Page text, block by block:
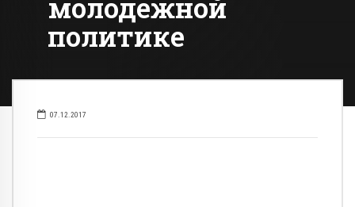
молодежной
политике
07.12.2017